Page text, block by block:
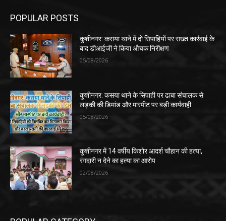
POPULAR POSTS
कुशीनगर: कसया थाने में दो सिपाहियों पर सख्त कार्रवाई के
बाद डीआईजी ने किया औचक निरीक्षण
05/08/2026
कुशीनगर: कसया थाने के सिपाही पर ढाबा संचालक से
लड़की की डिमांड और मारपीट पर बड़ी कार्यवाही
05/08/2026
कुशीनगर में 14 वर्षीय किशोर आदर्श चौहान की हत्या,
रंगदारी न देने का हत्या का आरोप
02/08/2026